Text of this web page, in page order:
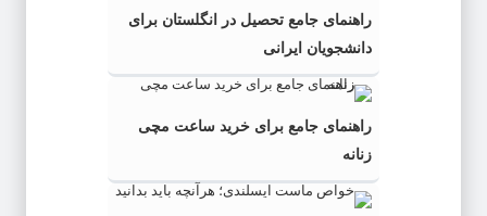
راهنمای جامع تحصیل در انگلستان برای
دانشجویان ایرانی
راهنمای جامع برای خرید ساعت مچی
زنانه